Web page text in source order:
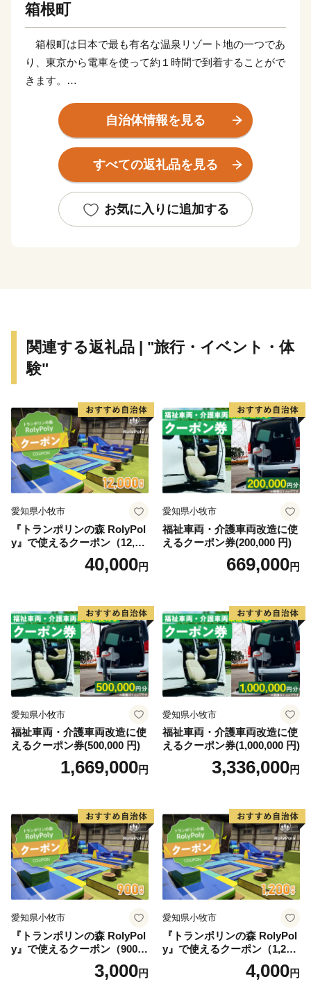
箱根町
箱根町は日本で最も有名な温泉リゾート地の一つであ
り、東京から電車を使って約１時間で到着することがで
きます。
のアクセスも非常に良く、東京、京都、大阪、富士山な
ど日本で人気の観光地を周遊する旅の滞在地として便利
な立地にあります。
そのため、国内外から毎年2000万人を超える観光客が
文化遺産にも登録されている富士山を近くに見ることも
出来ます。
根旧街道や伝統工芸品など、様々な魅力を持つ一大リゾ
ートです。
のまちづくりを応援していただける皆様からの寄付を募
っています。
箱根町出身の方や箱根町を訪れたことのある方など、
「箱根ファン」の皆様の応援をお待ちしています。
自治体情報を見る
すべての返礼品を見る
お気に入りに追加する
関連する返礼品 | "旅行・イベント・体
験"
愛知県小牧市
『トランポリンの森 RolyPol
y』で使えるクーポン（12,00
40,000円
愛知県小牧市
福祉車両・介護車両改造に使
えるクーポン券(200,000 円)
669,000円
愛知県小牧市
福祉車両・介護車両改造に使
えるクーポン券(500,000 円)
1,669,000円
愛知県小牧市
福祉車両・介護車両改造に使
えるクーポン券(1,000,000 円)
3,336,000円
愛知県小牧市
『トランポリンの森 RolyPol
y』で使えるクーポン（900
3,000円
愛知県小牧市
『トランポリンの森 RolyPol
y』で使えるクーポン（1,200
4,000円